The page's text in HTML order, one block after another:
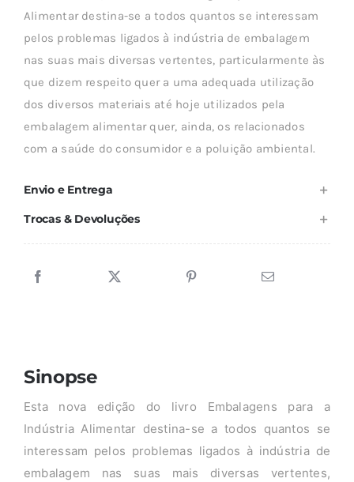
INDÚSTRIA
Alimentar destina-se a todos quantos se interessam
pelos problemas ligados à indústria de embalagem
nas suas mais diversas vertentes, particularmente às
que dizem respeito quer a uma adequada utilização
dos diversos materiais até hoje utilizados pela
embalagem alimentar quer, ainda, os relacionados
com a saúde do consumidor e a poluição ambiental.
Envio e Entrega
Trocas & Devoluções
Sinopse
Esta nova edição do livro Embalagens para a
Indústria Alimentar destina-se a todos quantos se
interessam pelos problemas ligados à indústria de
embalagem nas suas mais diversas vertentes,